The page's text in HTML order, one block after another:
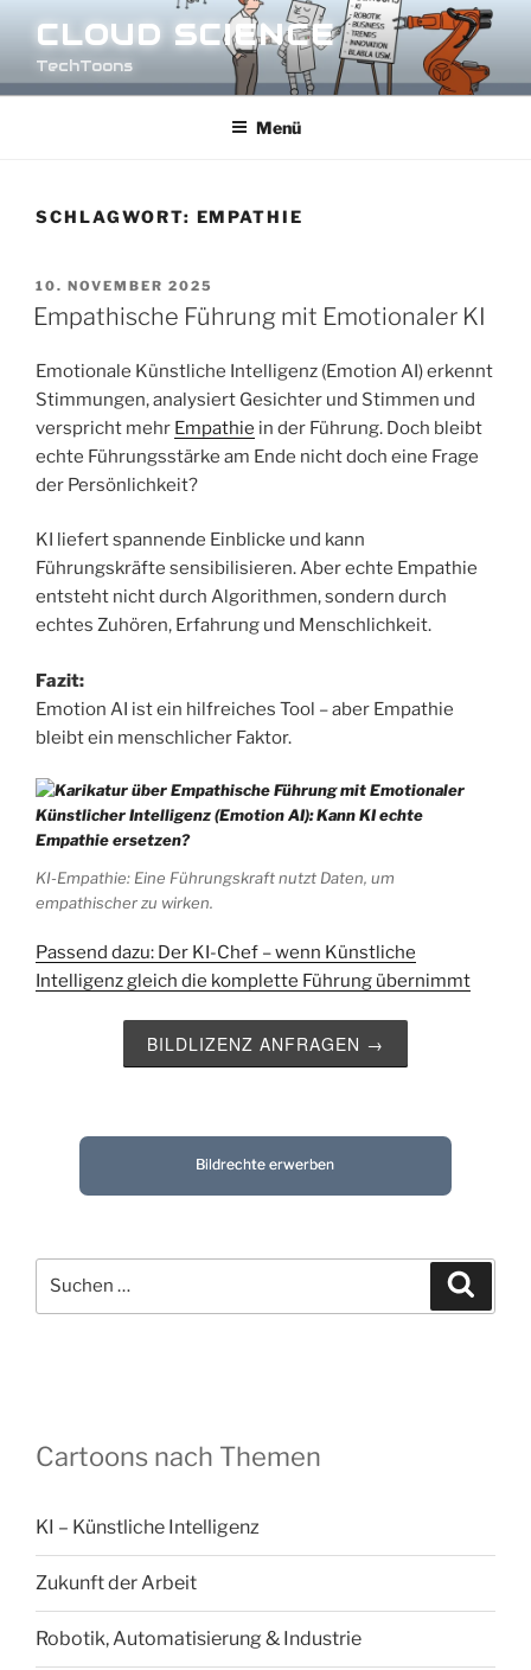
Inhalt
springen
CLOUD SCIENCE
TechToons
Menü
SCHLAGWORT: EMPATHIE
VERÖFFENTLICHT
AM
10. NOVEMBER 2025
Empathische Führung mit Emotionaler KI
Emotionale Künstliche Intelligenz (Emotion AI) erkennt
Stimmungen, analysiert Gesichter und Stimmen und
verspricht mehr Empathie in der Führung. Doch bleibt
echte Führungsstärke am Ende nicht doch eine Frage
der Persönlichkeit?
KI liefert spannende Einblicke und kann
Führungskräfte sensibilisieren. Aber echte Empathie
entsteht nicht durch Algorithmen, sondern durch
echtes Zuhören, Erfahrung und Menschlichkeit.
Fazit:
Emotion AI ist ein hilfreiches Tool – aber Empathie
bleibt ein menschlicher Faktor.
KI-Empathie: Eine Führungskraft nutzt Daten, um
empathischer zu wirken.
Passend dazu: Der KI-Chef – wenn Künstliche
Intelligenz gleich die komplette Führung übernimmt
BILDLIZENZ ANFRAGEN →
Bildrechte erwerben
nach:
Cartoons nach Themen
KI – Künstliche Intelligenz
Zukunft der Arbeit
Robotik, Automatisierung & Industrie